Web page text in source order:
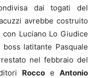
dai togati del
avrebbe costruito
Luciano Lo Giudice
latitante Pasquale
nel febbraio del
Rocco e Antonio